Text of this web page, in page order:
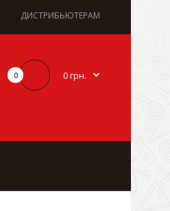
ДИСТРИБЬЮТЕРАМ
0 0 грн.